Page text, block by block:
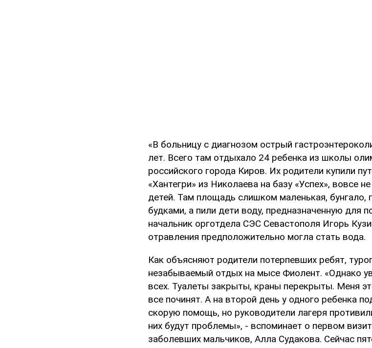
«В больницу с диагнозом острый
лет. Всего там отдыхало 24 ребенка из школы
российского города Киров. Их родители купили
«Хантегри» из Николаева на базу «Успех», вовсе
детей. Там площадь слишком маленькая, бунгало,
будками, а пили дети воду, предназначенную для
начальник орготдела СЭС Севастополя Игорь
отравления предположительно могла стать вода.
Как объясняют родители потерпевших ребят,
незабываемый отдых на мысе Фиолент. «Однако
всех. Туалеты закрыты, краны перекрыты. Меня
все починят. А на второй день у одного ребенка
скорую помощь, но руководители лагеря
них будут проблемы», - вспоминает о первом
заболевших мальчиков, Алла Судакова. Сейчас